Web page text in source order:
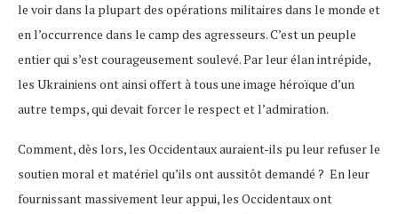
le voir dans la plupart des opérations militaires dans le monde et
en l’occurrence dans le camp des agresseurs. C’est un peuple
entier qui s’est courageusement soulevé. Par leur élan intrépide,
les Ukrainiens ont ainsi offert à tous une image héroïque d’un
autre temps, qui devait forcer le respect et l’admiration.
Comment, dès lors, les Occidentaux auraient-ils pu leur refuser le
soutien moral et matériel qu’ils ont aussitôt demandé ? En leur
fournissant massivement leur appui, les Occidentaux ont